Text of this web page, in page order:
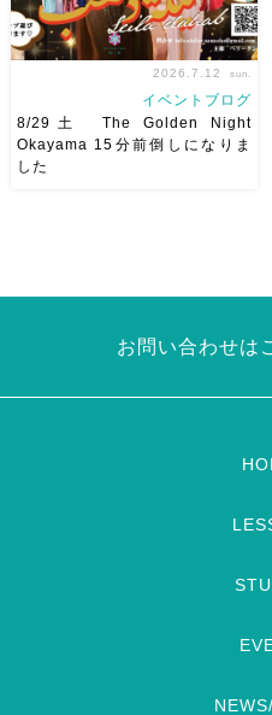
踊ってくれます♡ 東京から参
かしの曲をソロ踊ります […]
2026.7.12 sun.
イベントブログ
8/29土 The Golden Night
Okayama 15分前倒しになりま
した
お問い合わせは